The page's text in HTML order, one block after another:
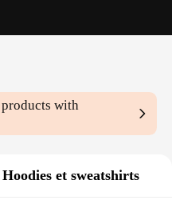
products with
Hoodies et sweatshirts